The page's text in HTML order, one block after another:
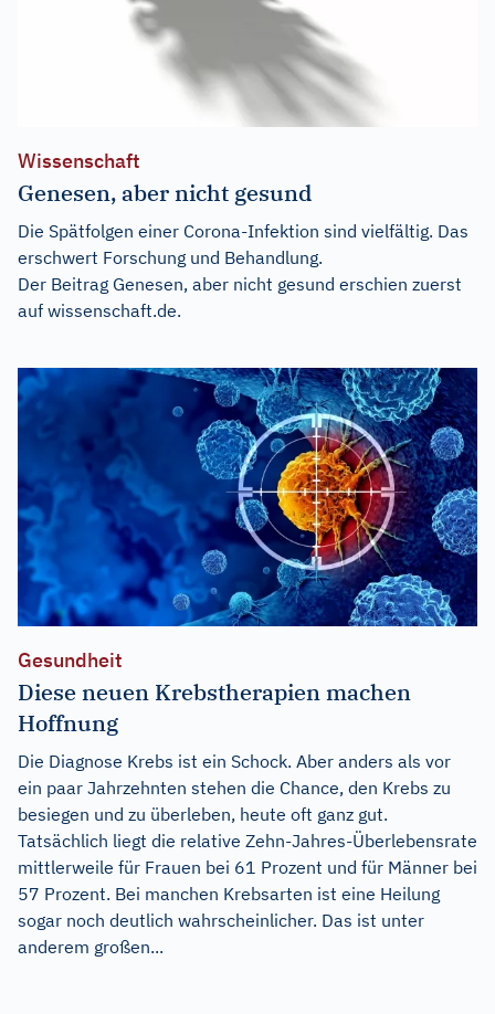
Wissenschaft
Genesen, aber nicht gesund
Die Spätfolgen einer Corona-Infektion sind vielfältig. Das
erschwert Forschung und Behandlung.
Der Beitrag Genesen, aber nicht gesund erschien zuerst
auf wissenschaft.de.
Gesundheit
Diese neuen Krebstherapien machen
Hoffnung
Die Diagnose Krebs ist ein Schock. Aber anders als vor
ein paar Jahrzehnten stehen die Chance, den Krebs zu
besiegen und zu überleben, heute oft ganz gut.
Tatsächlich liegt die relative Zehn-Jahres-Überlebensrate
mittlerweile für Frauen bei 61 Prozent und für Männer bei
57 Prozent. Bei manchen Krebsarten ist eine Heilung
sogar noch deutlich wahrscheinlicher. Das ist unter
anderem großen...